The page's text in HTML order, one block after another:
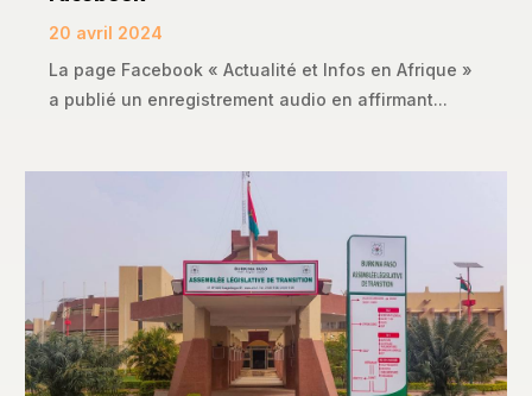
20 avril 2024
La page Facebook « Actualité et Infos en Afrique »
a publié un enregistrement audio en affirmant...